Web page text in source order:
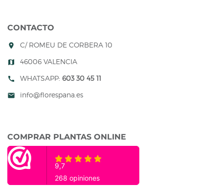
CONTACTO
room C/ ROMEU DE CORBERA 10
map 46006 VALENCIA
call WHATSAPP: 603 30 45 11
mail info@florespana.es
COMPRAR PLANTAS ONLINE